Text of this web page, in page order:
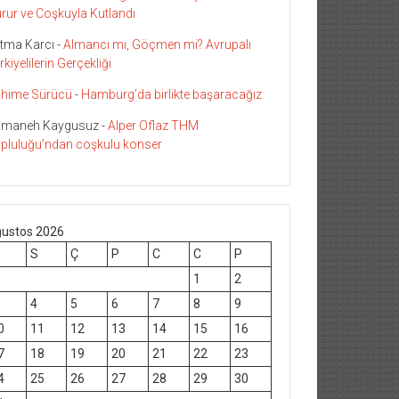
ve Coşkuyla Kutlandı
Karcı -Almancı mı, Göçmen mi? Avrupalı
Gerçekliği
Sürücü - Hamburg’da birlikte başaracağız
Kaygusuz-Alper Oflaz THM
coşkulu konser
2026
S
Ç P C C
P
1
2
4
5 6 7 8
9
11 12 13 14 15
16
18 19 20 21 22
23
25 26 27 28 29
30